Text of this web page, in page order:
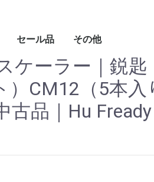
セール品 その他
ケーラー｜鋭
）CM12（5本入
古品｜Hu Fready